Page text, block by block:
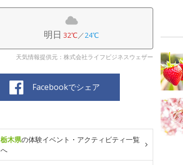
明日 32℃／24℃
天気情報提供元：株式会社ライフビジネスウェザー
Facebookでシェア
栃木県の体験イベント・アクティビティ一覧
へ